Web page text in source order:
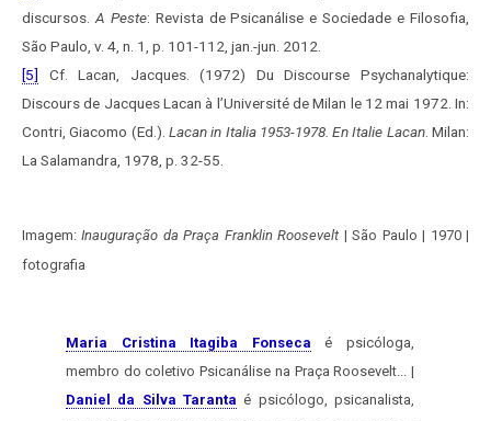
discursos. A Peste: Revista de Psicanálise e Sociedade e Filosofia,
São Paulo, v. 4, n. 1, p. 101-112, jan.-jun. 2012.
[5]
Cf. Lacan, Jacques. (1972) Du Discourse Psychanalytique:
Discours de Jacques Lacan à l’Université de Milan le 12 mai 1972. In:
Contri, Giacomo (Ed.). Lacan in Italia 1953-1978. En Italie Lacan. Milan:
La Salamandra, 1978, p. 32-55.
Imagem:Inauguração da Praça Franklin Roosevelt | São Paulo | 1970 |
fotografia
Maria Cristina Itagiba Fonseca é psicóloga,
membro do coletivo Psicanálise na Praça Roosevelt... |
Daniel da Silva Taranta é psicólogo, psicanalista,